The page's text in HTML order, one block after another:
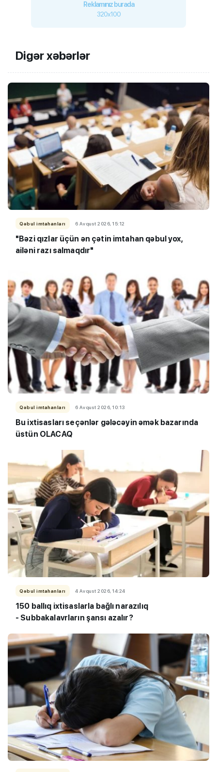
Reklamınız burada
320x100
Digər xəbərlər
Qəbul imtahanları 6 Avqust 2026, 15:12
"Bəzi qızlar üçün ən çətin imtahan qəbul yox,
ailəni razı salmaqdır"
Qəbul imtahanları 6 Avqust 2026, 10:13
Bu ixtisasları seçənlər gələcəyin əmək bazarında
üstün OLACAQ
Qəbul imtahanları 4 Avqust 2026, 14:24
150 ballıq ixtisaslarla bağlı narazılıq
- Subbakalavrların şansı azalır?